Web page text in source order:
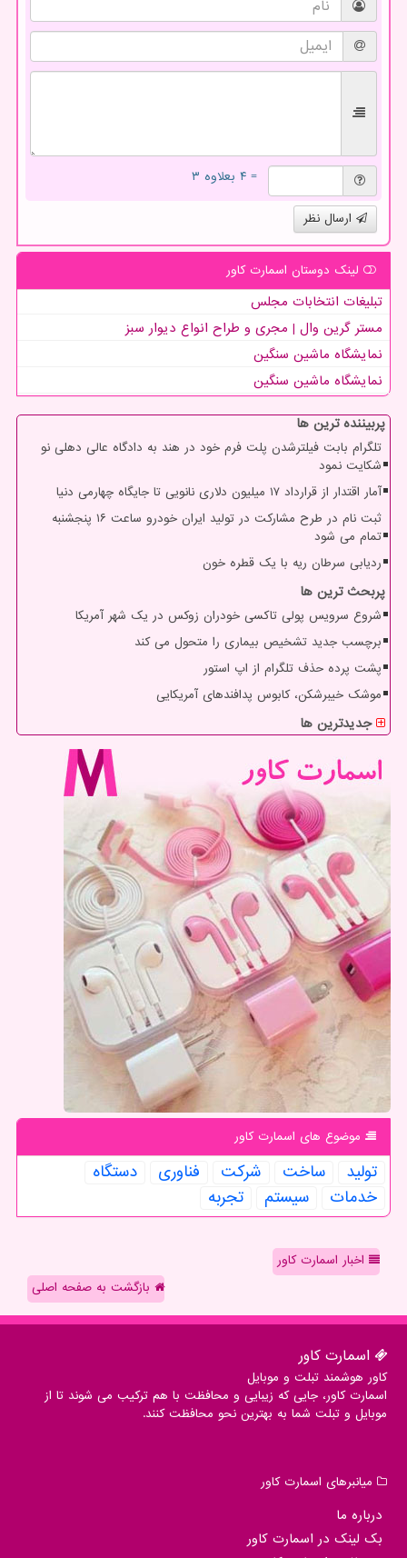
= ۴ بعلاوه ۳
ارسال نظر
لینک دوستان اسمارت كاور
تبلیغات انتخابات مجلس
مستر گرین وال | مجری و طراح انواع دیوار سبز
نمایشگاه ماشین سنگین
نمایشگاه ماشین سنگین
پربیننده ترین ها
تلگرام بابت فیلترشدن پلت فرم خود در هند به دادگاه عالی دهلی نو
شکایت نمود
آمار اقتدار از قرارداد ۱۷ میلیون دلاری نانویی تا جایگاه چهارمی دنیا
ثبت نام در طرح مشارکت در تولید ایران خودرو ساعت ۱۶ پنجشنبه
تمام می شود
ردیابی سرطان ریه با یک قطره خون
پربحث ترین ها
شروع سرویس پولی تاکسی خودران زوکس در یک شهر آمریکا
برچسب جدید تشخیص بیماری را متحول می کند
پشت پرده حذف تلگرام از اپ استور
موشک خیبرشکن، کابوس پدافندهای آمریکایی
جدیدترین ها
موضوع های اسمارت كاور
تولید ساخت شركت فناوری
دستگاه
خدمات
سیستم تجربه
اخبار اسمارت کاور
بازگشت به صفحه اصلی
اسمارت كاور
کاور هوشمند تبلت و موبایل
اسمارت کاور، جایی که زیبایی و محافظت با هم ترکیب می شوند تا از
موبایل و تبلت شما به بهترین نحو محافظت کنند.
میانبرهای اسمارت كاور
درباره ما
بک لینک در اسمارت كاور